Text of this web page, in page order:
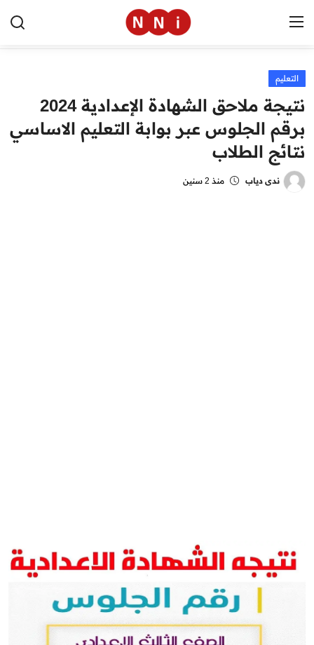
الرئيسية
اخبار مصر
العالم
الرياضة
التعليم
نتيجة ملاحق الشهادة الإعدادية 2024
برقم الجلوس عبر بوابة التعليم الاساسي
نتائج الطلاب
ندى دياب منذ 2 سنين